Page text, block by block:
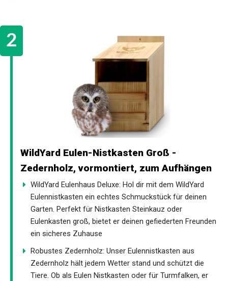
WildYard Eulen-Nistkasten Groß -
Zedernholz, vormontiert, zum Aufhängen
WildYard Eulenhaus Deluxe: Hol dir mit dem WildYard
Eulennistkasten ein echtes Schmuckstück für deinen
Garten. Perfekt für Nistkasten Steinkauz oder
Eulenkasten groß, bietet er deinen gefiederten Freunden
ein sicheres Zuhause
Robustes Zedernholz: Unser Eulennistkasten aus
Zedernholz hält jedem Wetter stand und schützt die
Tiere. Ob als Eulen Nistkasten oder für Turmfalken, er